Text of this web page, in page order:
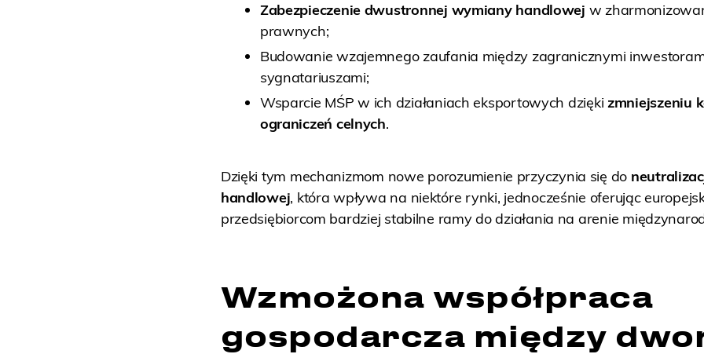
Zabezpieczenie dwustronnej wymiany handlowej w
prawnych;
Budowanie wzajemnego zaufania między zagranicznymi
sygnatariuszami;
Wsparcie MŚP w ich działaniach eksportowych dziękizmniejszeniu
ograniczeń celnych.
Dzięki tym mechanizmom nowe porozumienie przyczynia się do
handlowej, która wpływa na niektóre rynki, jednocześnie oferując
przedsiębiorcom bardziej stabilne ramy do działania na arenie
Wzmożona współpraca
gospodarcza między